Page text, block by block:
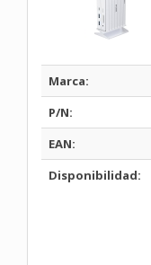
Marca:
P/N:
EAN:
Disponibilidad: